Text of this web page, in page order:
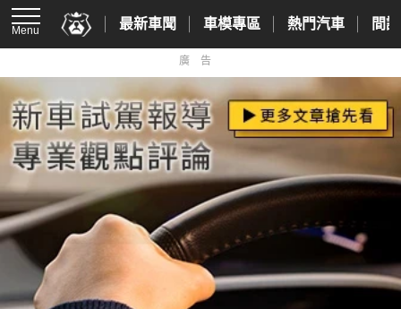
Menu 最新車聞 車模專區 熱門汽車 間
廣告